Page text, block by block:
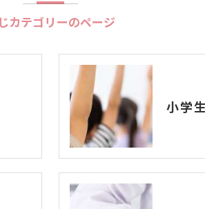
カテゴリーのページ
小学